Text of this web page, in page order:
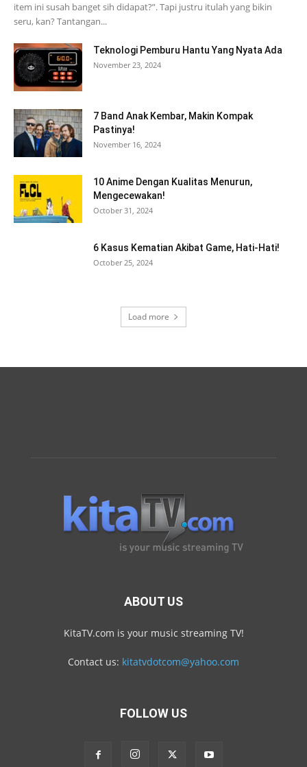
item ini susah banget sih didapat?”. Tapi justru itulah yang bikin
seru, kan? Tantangan...
Teknologi Pemburu Hantu Yang Nyata Ada
November 23, 2024
7 Band Anak Kembar, Makin Kompak
Pastinya!
November 16, 2024
10 Anime Dengan Kualitas Menurun,
Mengecewakan!
October 31, 2024
6 Kasus Kematian Akibat Game, Hati-Hati!
October 25, 2024
Load more
ABOUT US
KitaTV.com is your music streaming TV!
Contact us: kitatvdotcom@yahoo.com
FOLLOW US